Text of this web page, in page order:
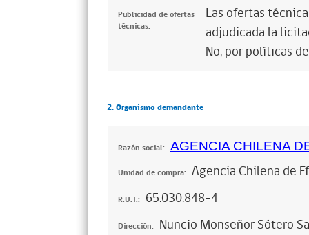
Publicidad de ofertas
técnicas:
Las ofertas
adjudicada la
No, por políticas
2. Organismo demandante
Razón social: AGENCIA CHILENA
Unidad de compra: Agencia Chilena de
R.U.T.: 65.030.848-4
Dirección: Nuncio Monseñor Sótero